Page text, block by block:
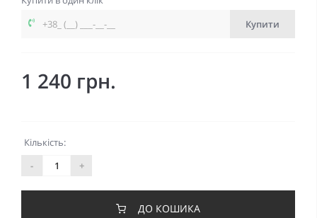
Купити
1 240 грн.
Кількість:
-
+
ДО КОШИКА